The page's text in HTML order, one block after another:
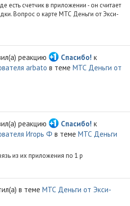
есть счетчик в приложении - он считает
Вопрос о карте МТС Деньги от Экси-
реакцию Спасибо! к
arbato в теме МТС Деньги от
реакцию Спасибо! к
Игорь Ф в теме МТС Деньги
из их приложения по 1 р
в теме МТС Деньги от Экси-